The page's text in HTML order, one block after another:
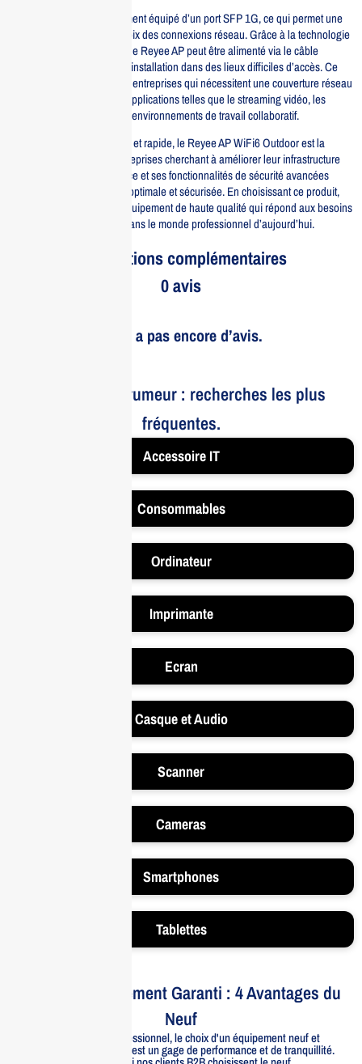
Ce point d’accès est également équipé d’un port SFP 1G, ce qui permet une
flexibilité accrue dans le choix des connexions réseau. Grâce à la technologie
PoE (Power over Ethernet), le Reyee AP peut être alimenté via le câble
Ethernet, facilitant ainsi son installation dans des lieux difficiles d’accès. Ce
dispositif est parfait pour les entreprises qui nécessitent une couverture réseau
étendue et fiable pour des applications telles que le streaming vidéo, les
conférences en ligne ou les environnements de travail collaboratif.
Avec une installation simple et rapide, le Reyee AP WiFi6 Outdoor est la
solution idéale pour les entreprises cherchant à améliorer leur infrastructure
réseau. Sa gestion à distance et ses fonctionnalités de sécurité avancées
garantissent une utilisation optimale et sécurisée. En choisissant ce produit,
vous investissez dans un équipement de haute qualité qui répond aux besoins
croissants de connectivité dans le monde professionnel d’aujourd’hui.
Informations complémentaires
0 avis
Il n’y a pas encore d’avis.
Le bruit et la rumeur : recherches les plus
fréquentes.
Accessoire IT
Consommables
Ordinateur
Imprimante
Ecran
Casque et Audio
Scanner
Cameras
Smartphones
Tablettes
Votre Investissement Garanti : 4 Avantages du
Neuf
Pour un usage professionnel, le choix d'un équipement neuf et
officiellement distribué est un gage de performance et de tranquillité.